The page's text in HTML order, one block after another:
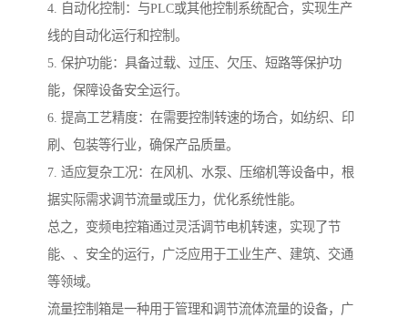
4. 自动化控制：与PLC或其他控制系统配合，实现生产
线的自动化运行和控制。
5. 保护功能：具备过载、过压、欠压、短路等保护功
能，保障设备安全运行。
6. 提高工艺精度：在需要控制转速的场合，如纺织、印
刷、包装等行业，确保产品质量。
7. 适应复杂工况：在风机、水泵、压缩机等设备中，根
据实际需求调节流量或压力，优化系统性能。
总之，变频电控箱通过灵活调节电机转速，实现了节
能、、安全的运行，广泛应用于工业生产、建筑、交通
等领域。
流量控制箱是一种用于管理和调节流体流量的设备，广